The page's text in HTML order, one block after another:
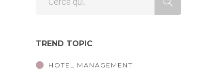
TREND TOPIC
HOTEL MANAGEMENT